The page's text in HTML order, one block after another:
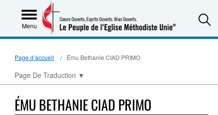
Menu
Page d’accueil Ému Bethanie CIAD PRIMO
Page De Traduction ▼
ÉMU BETHANIE CIAD PRIMO